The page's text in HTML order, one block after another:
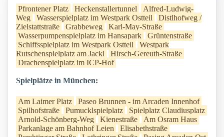
Pfrontener Platz Heckenstallertunnel
Alfred-Ludwig-
Weg
Wasserspielplatz im Westpark Ostteil
Distlhofweg /
Zielstattstraße
Grabbeweg
Karl-May-Straße
Wasserpumpenspielplatz im Hansapark
Grüntenstraße
Schiffsspielplatz im Westpark Ostteil
Westpark
Rutschenspielplatz am Jackl
Hirsch-Gereuth-Straße
Drachenspielplatz im ICP-Hof
Spielplätze in München:
Am Laimer Platz
Paseo Brunnen - im Arcaden Innenhof
Spilhofstraße
Pumucklspielplatz
Spielplatz Claudiusplatz
Arnold-Schönberg-Weg
Kienestraße
Am Osram Haus
Parkanlage am Bahnhof Leien
Elisabethstraße